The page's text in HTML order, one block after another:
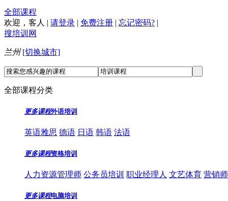
全部课程
欢迎， 客人 | 请登录 | 免费注册 | 忘记密码? |
搜培训网
兰州 [切换城市]
全部课程分类
更多课程外语培训
英语雅思 德语 日语 韩语 法语
更多课程资格培训
人力资源管理师 公务员培训 职业经理人 文艺体育 营销
更多课程电脑培训